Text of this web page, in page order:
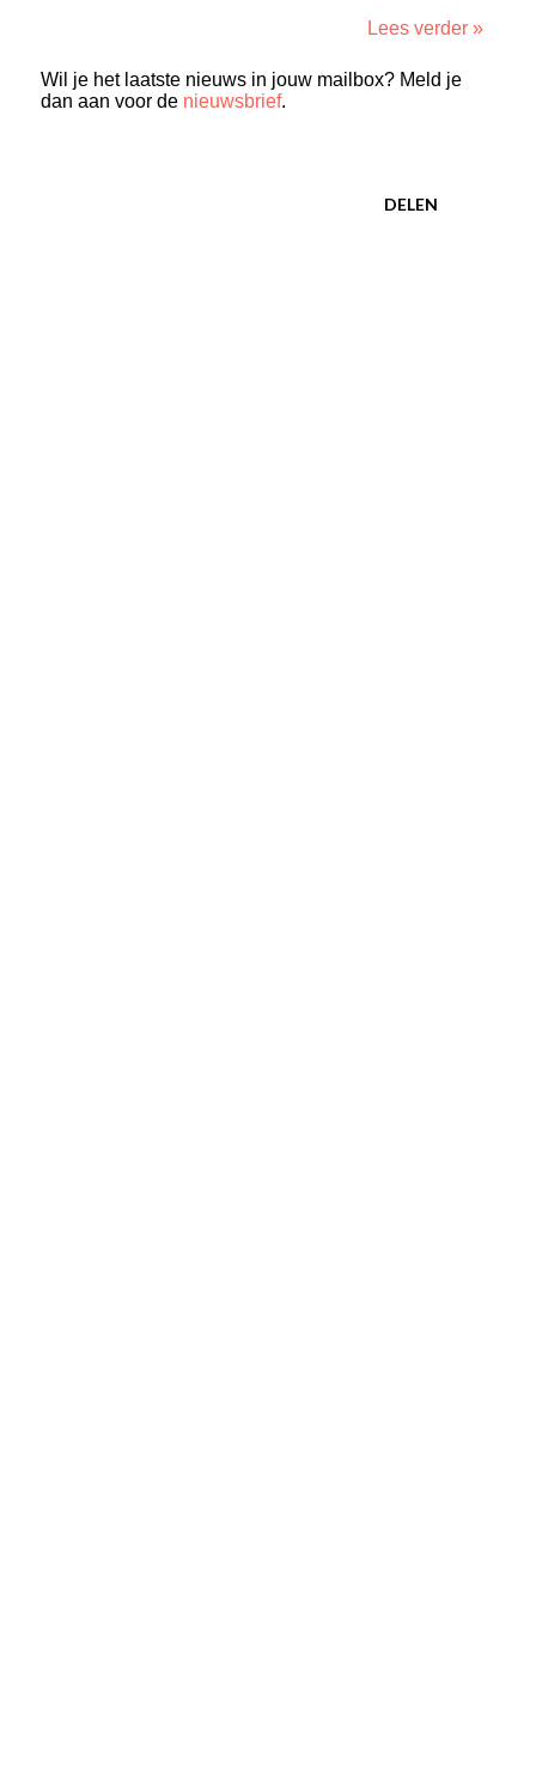
Lees verder »
Wil je het laatste nieuws in jouw mailbox? Meld je
dan aan voor de nieuwsbrief.
DELEN